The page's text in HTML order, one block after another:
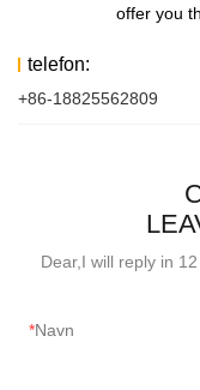
offer you
telefon:
+86-18825562809
Dear,I will reply in
Navn